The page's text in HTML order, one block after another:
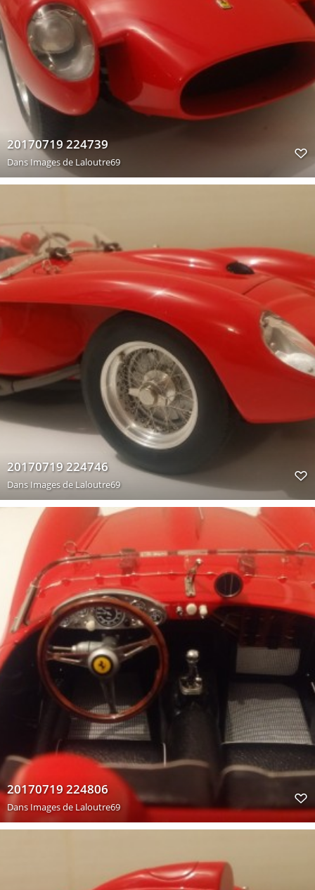
20170719 224739
DansImages de Laloutre69
20170719 224746
DansImages de Laloutre69
20170719 224806
DansImages de Laloutre69